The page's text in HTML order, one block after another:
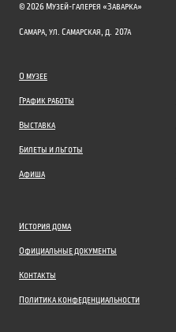
© 2026 Музей-галерея «Заварка»
Самара, ул. Самарская, д. 207а
О музее
График работы
Выставка
Билеты и льготы
Афиша
История дома
Официальные документы
Контакты
Политика конфеденциальности